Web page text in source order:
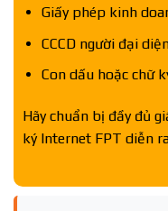
Giấy phép kinh
CCCD người đại
Con dấu hoặc chữ
Hãy chuẩn bị đầy đủ
ký Internet FPT diễn